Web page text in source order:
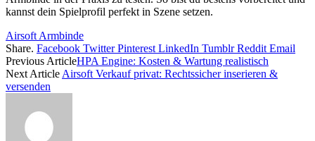
kannst dein Spielprofil perfekt in Szene setzen.
Airsoft Armbinde
Share. Facebook Twitter Pinterest LinkedIn Tumblr Reddit Email
Previous ArticleHPA Engine: Kosten & Wartung realistisch
Next Article Airsoft Verkauf privat: Rechtssicher inserieren &
versenden